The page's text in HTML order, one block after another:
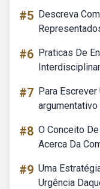
#5 Descreva
#6 Praticas De
#7 Para
#8 O Conceito
Acerca Da
#9 Uma
Urgência